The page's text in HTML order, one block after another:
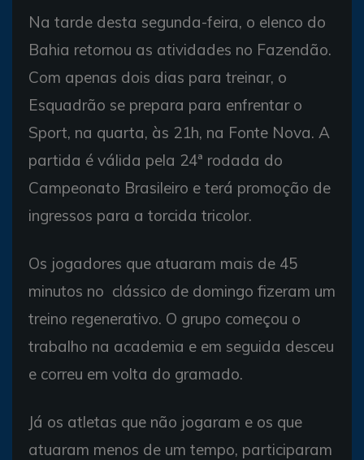
Na tarde desta segunda-feira, o elenco do
Bahia retornou as atividades no Fazendão.
Com apenas dois dias para treinar, o
Esquadrão se prepara para enfrentar o
Sport, na quarta, às 21h, na Fonte Nova. A
partida é válida pela 24ª rodada do
Campeonato Brasileiro e terá promoção de
ingressos para a torcida tricolor.
Os jogadores que atuaram mais de 45
minutos no clássico de domingo fizeram um
treino regenerativo. O grupo começou o
trabalho na academia e em seguida desceu
e correu em volta do gramado.
Já os atletas que não jogaram e os que
atuaram menos de um tempo, participaram